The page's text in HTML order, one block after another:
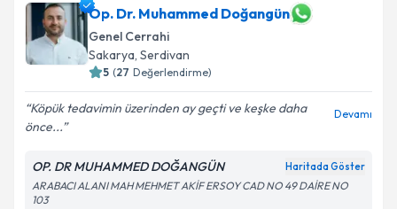
Op. Dr. Gonca Nergiz Taylan Yıldıziçin randevu
takvimi talebi oluşturun. Size bu uzmandan randevu
almanız için bir takvim hazırlandığında e-posta ile
bilgilendireceğiz.
E-posta Adresiniz
Kişisel verilerimin işlenmesine ilişkinAydınlatma
Op. Dr. Muhammed Doğangün
Genel Cerrahi
Sakarya, Serdivan
5 (27 Değerlendirme)
Köpük tedavimin üzerinden ay geçti ve keşke daha
önce...
Devamı
OP. DR MUHAMMED DOĞANGÜN Haritada Göster
ARABACI ALANI MAH MEHMET AKİF ERSOY CAD NO 49 DAİRE NO
103